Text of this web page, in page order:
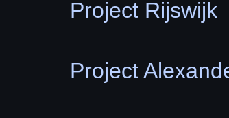
Project Rijswijk
Project